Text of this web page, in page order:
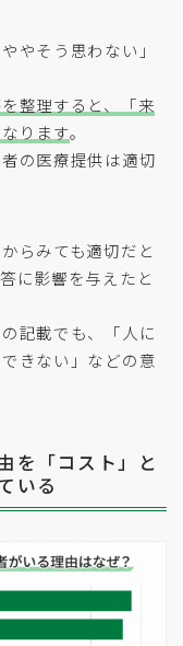
やそう思わない」
整理すると、「来
ります。
の医療提供は適切
らみても適切だと
に影響を与えたと
記載でも、「人に
きない」などの意
を「コスト」と
いる